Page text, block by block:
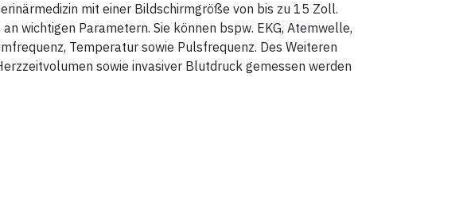
mit einer Bildschirmgröße von bis zu 15 Zoll.
wichtigen Parametern. Sie können bspw. EKG, Atemwelle,
Temperatur sowie Pulsfrequenz. Des Weiteren
sowie invasiver Blutdruck gemessen werden